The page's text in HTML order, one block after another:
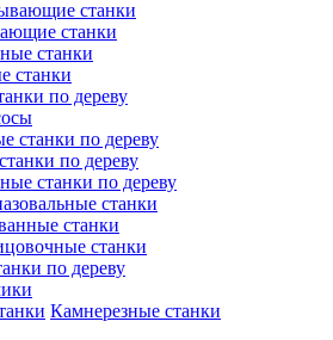
станки
станки
станки
по дереву
станки по дереву
по дереву
станки по дереву
станки
станки
станки
по дереву
Камнерезные станки